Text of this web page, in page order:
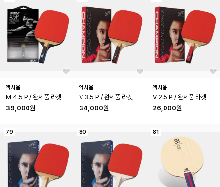
엑시옴
M 4.5 P / 완제품 라켓
39,000원
엑시옴
V 3.5 P / 완제품 라켓
34,000원
엑시옴
V 2.5 P / 완제품 라켓
26,000원
79 80 81